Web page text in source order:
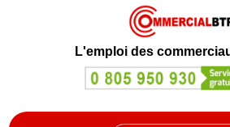
L'emploi des